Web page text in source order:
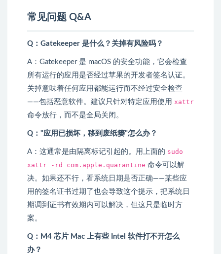
常见问题 Q&A
Q：Gatekeeper 是什么？关掉有风险吗？
A：Gatekeeper 是 macOS 的安全功能，它会检查
所有运行的应用是否经过苹果的开发者签名认证。
关掉意味着任何应用都能运行而不经过安全检查
——包括恶意软件。建议只针对特定应用使用 xattr
命令放行，而不是全局关闭。
Q："应用已损坏，移到废纸篓"怎么办？
A：这通常是由隔离标记引起的。用上面的 sudo
xattr -rd com.apple.quarantine 命令可以解
决。如果还不行，看系统日期是否正确——某些应
用的签名证书过期了也会导致这个提示，把系统日
期调到证书有效期内可以解决，但这只是临时方
案。
Q：M4 芯片 Mac 上有些 Intel 软件打不开怎么
办？